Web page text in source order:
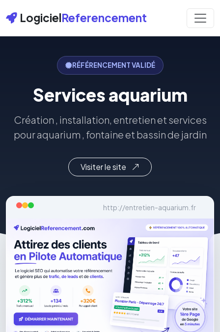
LogicielReferencement
RÉFÉRENCEMENT VALIDÉ
Services aquarium
Création , installation, entretien et services
pour aquarium , fontaine et bassin de jardin
Visiter le site
http://entretien-aquarium.fr